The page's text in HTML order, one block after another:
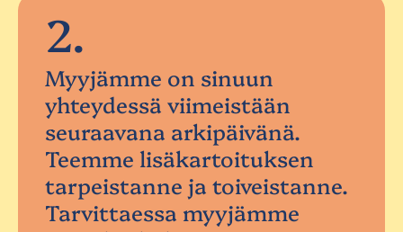
2.
Myyjämme on sinuun
yhteydessä viimeistään
seuraavana arkipäivänä.
Teemme lisäkartoituksen
tarpeistanne ja toiveistanne.
Tarvittaessa myyjämme